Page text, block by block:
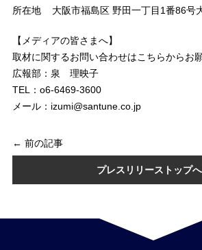
所在地 大阪市福島区 野田一丁目1番86号
【メディアの皆さまへ】
取材に関するお問い合わせはこちらからお
広報部：泉 理映子
TEL：o6-6469-3600
メール：izumi@santune.co.jp
← 前の記事
プレスリリーストップへ